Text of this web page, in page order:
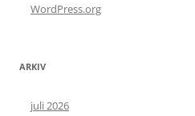
WordPress.org
ARKIV
juli 2026